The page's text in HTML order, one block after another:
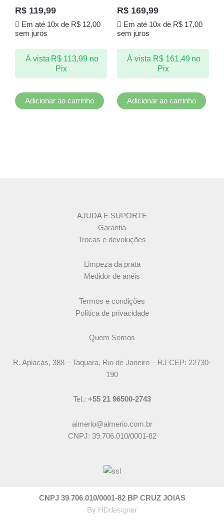
R$ 119,99
Em até 10x de R$12,00
sem juros
À vista R$ 113,99 no
Pix
Adicionar ao carrinho
R$ 169,99
Em até 10x de R$17,00
sem juros
À vista R$161,49 no
Pix
Adicionar ao carrinho
AJUDA E SUPORTE
Garantia
Trocas e devoluções
Limpeza da prata
Medidor de anéis
Termos e condições
Política de privacidade
Quem Somos
R. Apiacás, 388 – Taquara, Rio de Janeiro – RJ CEP: 22730-
190
Tel.: +55 21 96500-2743
aimerio@aimerio.com.br
CNPJ: 39.706.010/0001-82
CNPJ 39.706.010/0001-82 BP CRUZ JOIAS
By HDdesigner